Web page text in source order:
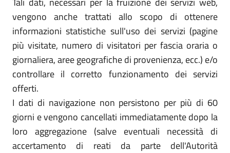
vengono anche trattati allo scopo di ottenere
informazioni statistiche sull'uso dei servizi (pagine
più visitate, numero di visitatori per fascia oraria o
giornaliera, aree geografiche di provenienza, ecc.) e/o
controllare il corretto funzionamento dei servizi
offerti.
I dati di navigazione non persistono per più di 60
giorni e vengono cancellati immediatamente dopo la
loro aggregazione (salve eventuali necessità di
accertamento di reati da parte dell'Autorità